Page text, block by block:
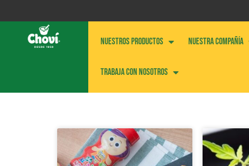
NUESTROS PRODUCTOS NUESTRA COMPAÑÍA
Trabaja con nosotros